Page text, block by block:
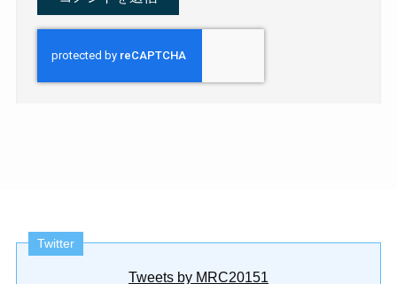
Twitter
Tweets by MRC20151